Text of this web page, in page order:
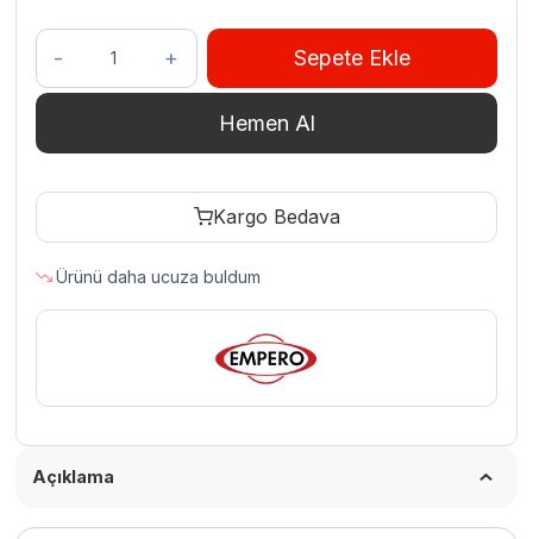
Empero
No
32
Makinesi
500Kg/Saat
380
Sepete Ekle
Hemen Al
Kargo Bedava
Ürünü daha ucuza buldum
Açıklama